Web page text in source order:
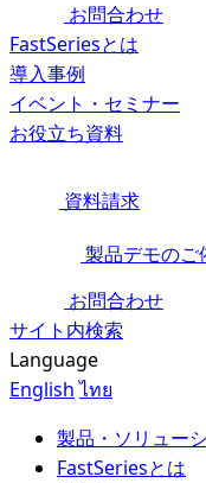
お問合わせ
FastSeriesとは
導入事例
イベント・セミナー
お役立ち資料
資料請求
製品デモのご
お問合わせ
サイト内検索
Language
English ไทย
製品・ソリュー
FastSeriesとは